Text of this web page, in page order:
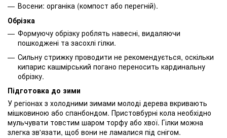
Восени: органіка (компост або перегній).
Обрізка
Формуючу обрізку роблять навесні, видаляючи
пошкоджені та засохлі гілки.
Сильну стрижку проводити не рекомендується, оскільки
кипарис кашмірський погано переносить кардинальну
обрізку.
Підготовка до зими
У регіонах з холодними зимами молоді дерева вкривають
мішковиною або спанбондом. Пристовбурні кола необхідно
мульчувати товстим шаром торфу або хвої. Гілки можна
злегка зв'язати, щоб вони не ламалися під снігом.